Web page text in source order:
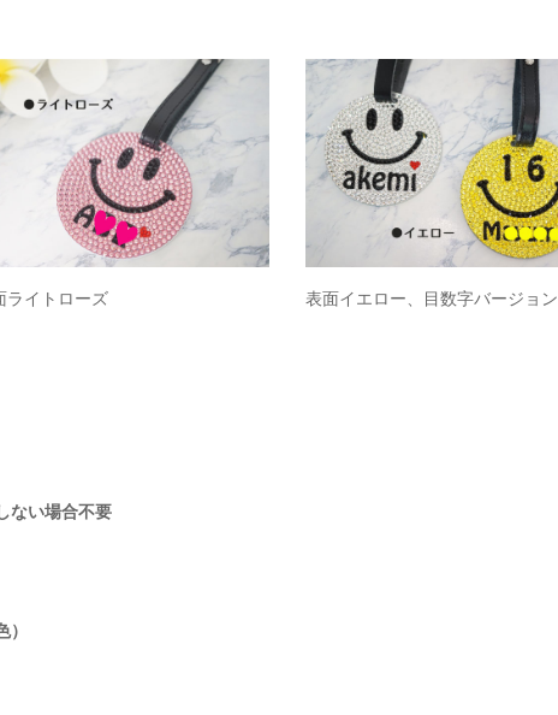
ライトローズ 表面イエロー、目数字バージョン
ない場合不要